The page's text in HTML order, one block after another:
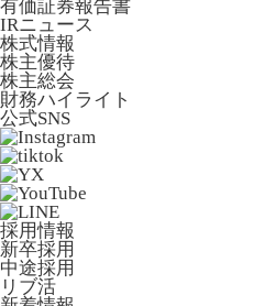
有価証券報告書
IRニュース
株式情報
株主優待
株主総会
財務ハイライト
公式SNS
採用情報
新卒採用
中途採用
リブ活